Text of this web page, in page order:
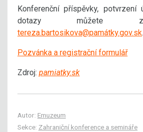
Konferenční příspěvky, potvrzení
dotazy můžete
tereza.bartosikova@památky.gov.sk.
Pozvánka a registrační formulář
Zdroj: pamiatky.sk
Autor: Emuzeum
Sekce: Zahraniční konference a semináře